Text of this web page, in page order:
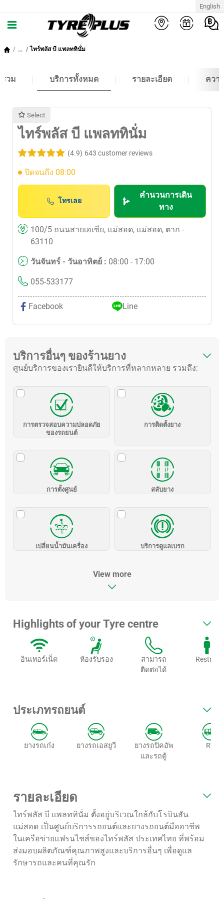
English
... ไทร์พลัส บี แพลททินั่ม
วม บริการทั้งหมด รายละเอียด ควา
Select
ไทร์พลัส บี แพลททินั่ม
(4.9) 643 customer reviews
ปิดจนถึง 08:00
โทรเลย
คำนวนการเดิน
ทาง
100/5 ถนนสายเอเซีย, แม่สอด, แม่สอด, ตาก -
63110
วันจันทร์ - วันอาทิตย์ : 08:00 - 17:00
055-533177
Facebook Line
บริการอื่นๆ ของร้านยาง
ศูนย์บริการของเรายินดีให้บริการที่หลากหลาย รวมถึง:
การตรวจสอบความปลอดภัย
ของรถยนต์
การติดตั้งยาง
การตั้งศูนย์ สลับยาง
เปลี่ยนน้ำมันเครื่อง บริการดูแลเบรก
View more
Highlights of your Tyre centre
อินเทอร์เน็ต ห้องรับรอง
สามารถ
ติดต่อได้
ประเภทรถยนต์
ยางรถเก๋ง ยางรถเอสยูวี
ยางรถปิคอัพ
และรถตู้
RV
รายละเอียด
ไทร์พลัส บี แพลททินั่ม ตั้งอยู่บริเวณใกล้กับโรบินสัน
แม่สอด เป็นศูนย์บริการรถยนต์และยางรถยนต์มืออาชีพ
ในเครือข่ายแฟรนไชส์ของไทร์พลัส ประเทศไทย ที่พร้อม
ส่งมอบผลิตภัณฑ์คุณภาพสูงและบริการอื่นๆ เพื่อดูแล
รักษารถและคนที่คุณรัก